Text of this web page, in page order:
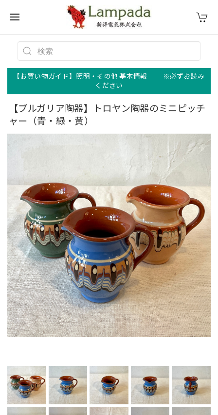
【お買い物ガイド】照明・その他 基本情報 ※必ずお読み
ください
【ブルガリア陶器】トロヤン陶器のミニピッチ
ャー（青・緑・黄）